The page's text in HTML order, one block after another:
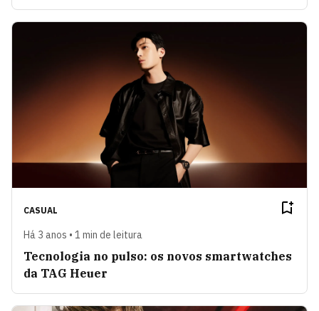
CASUAL
Há 3 anos • 1 min de leitura
Tecnologia no pulso: os novos smartwatches
da TAG Heuer